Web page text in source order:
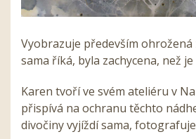
Vyobrazuje především ohrožená
sama říká, byla zachycena, než
Karen tvoří ve svém ateliéru v
přispívá na ochranu těchto
divočiny vyjíždí sama,